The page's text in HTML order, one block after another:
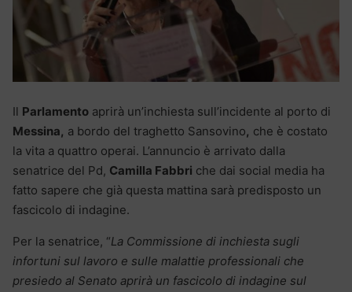
Il Parlamento aprirà un’inchiesta sull’incidente al porto di
Messina, a bordo del traghetto Sansovino, che è costato
la vita a quattro operai. L’annuncio è arrivato dalla
senatrice del Pd, Camilla Fabbri che dai social media ha
fatto sapere che già questa mattina sarà predisposto un
fascicolo di indagine.
Per la senatrice, “La Commissione di inchiesta sugli
infortuni sul lavoro e sulle malattie professionali che
presiedo al Senato aprirà un fascicolo di indagine sul